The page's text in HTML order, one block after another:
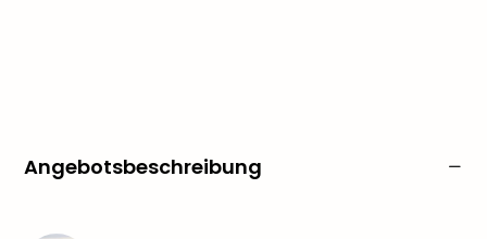
Angebotsbeschreibung